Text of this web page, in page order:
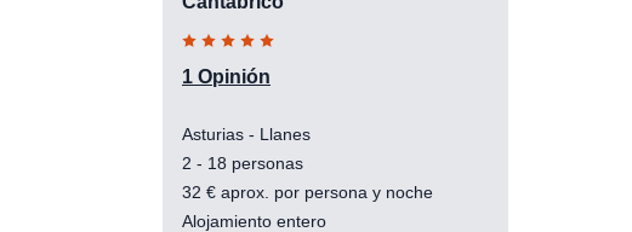
1 Opinión
Asturias - Llanes
2 - 18 personas
32 € aprox. por persona y noche
Alojamiento entero